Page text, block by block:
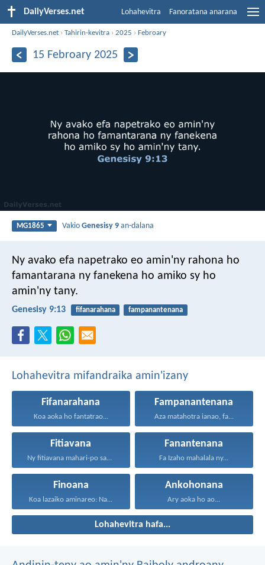
DailyVerses.net Lohahevitra Fanoratana anarana
DailyVerses.net ›Tahirin-kevitra ›2025 ›Febroary
15 Febroary 2025
MG1865 VakioGenesisy 9 an-dalana
Ny avako efa napetrako eo amin'ny rahona ho
famantarana ny fanekena ho amiko sy ho
amin'ny tany.
Genesisy 9:13 fifanarahana fampanantenana
Lohahevitra mifandraika amin'izany
Fifanarahana
Koa aoka ho fantatrao...
Fampanantenana
Aza matahotra ianao, fa...
Fitiavana
Ny fitiavana mahari-po sady...
Fanantenana
Fa Izaho mahalala ny...
Finoana
Koa lazaiko aminareo: Na...
Ankohonana
Ary aoka ho ao...
Lohahevitra hafa...